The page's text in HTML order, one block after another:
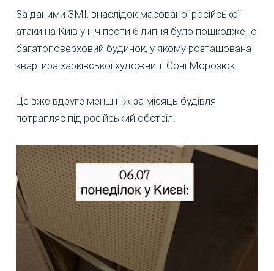
За даними ЗМІ, внаслідок масованої російської
атаки на Київ у ніч проти 6 липня було пошкоджено
багатоповерховий будинок, у якому розташована
квартира харківської художниці Соні Морозюк.
Це вже вдруге менш ніж за місяць будівля
потрапляє під російський обстріл.